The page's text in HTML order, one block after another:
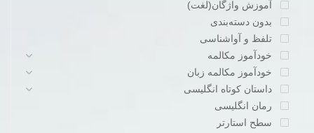
آموزش واژگان(لغت)
بدون دسته‌بندی
تلفظ و آواشناسی
خودآموز مکالمه
خودآموز مکالمه زبان
داستان کوتاه انگلیسی
رمان انگلیسی
سطح استارتر